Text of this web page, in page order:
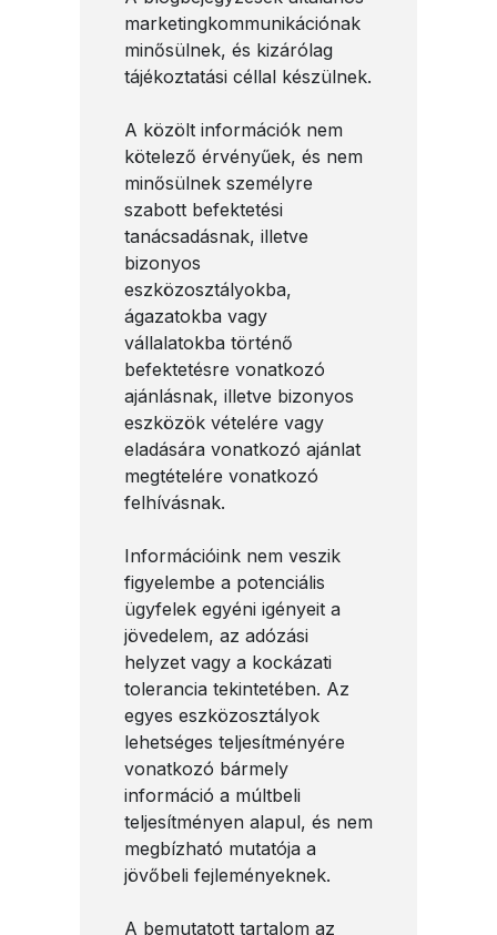
marketingkommunikációnak
minősülnek, és kizárólag
tájékoztatási céllal készülnek.
A közölt információk nem
kötelező érvényűek, és nem
minősülnek személyre
szabott befektetési
tanácsadásnak, illetve
bizonyos
eszközosztályokba,
ágazatokba vagy
vállalatokba történő
befektetésre vonatkozó
ajánlásnak, illetve bizonyos
eszközök vételére vagy
eladására vonatkozó ajánlat
megtételére vonatkozó
felhívásnak.
Információink nem veszik
figyelembe a potenciális
ügyfelek egyéni igényeit a
jövedelem, az adózási
helyzet vagy a kockázati
tolerancia tekintetében. Az
egyes eszközosztályok
lehetséges teljesítményére
vonatkozó bármely
információ a múltbeli
teljesítményen alapul, és nem
megbízható mutatója a
jövőbeli fejleményeknek.
A bemutatott tartalom az